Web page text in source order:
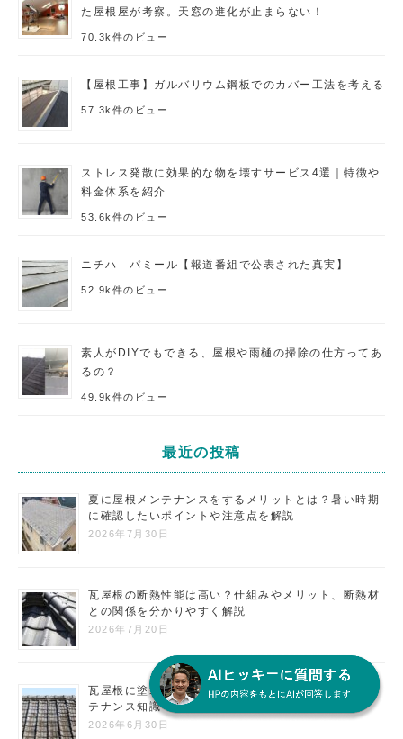
た屋根屋が考察。天窓の進化が止まらない！
70.3k件のビュー
【屋根工事】ガルバリウム鋼板でのカバー工法を考える
57.3k件のビュー
ストレス発散に効果的な物を壊すサービス4選｜特徴や
料金体系を紹介
53.6k件のビュー
ニチハ パミール【報道番組で公表された真実】
52.9k件のビュー
素人がDIYでもできる、屋根や雨樋の掃除の仕方ってあ
るの？
49.9k件のビュー
最近の投稿
夏に屋根メンテナンスをするメリットとは？暑い時期
に確認したいポイントや注意点を解説
2026年7月30日
瓦屋根の断熱性能は高い？仕組みやメリット、断熱材
との関係を分かりやすく解説
2026年7月20日
瓦屋根に塗装は必要か｜知らないと損する正しいメン
テナンス知識
2026年6月30日